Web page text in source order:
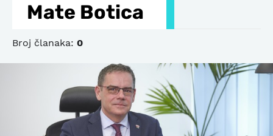
Mate Botica
Broj članaka: 0